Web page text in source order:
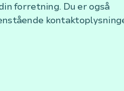
forretning. Du er også